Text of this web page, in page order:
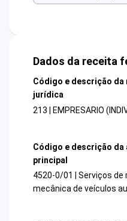
Dados da receita
Código e descrição da
jurídica
213 | EMPRESARIO
Código e descrição
principal
4520-0/01 | Serviços
mecânica de veículos